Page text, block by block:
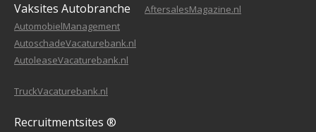
Vaksites Autobranche
AftersalesMagazine.nl
AutomobielManagement
AutoschadeVacaturebank.nl
AutoleaseVacaturebank.nl
TruckVacaturebank.nl
Recruitmentsites ®